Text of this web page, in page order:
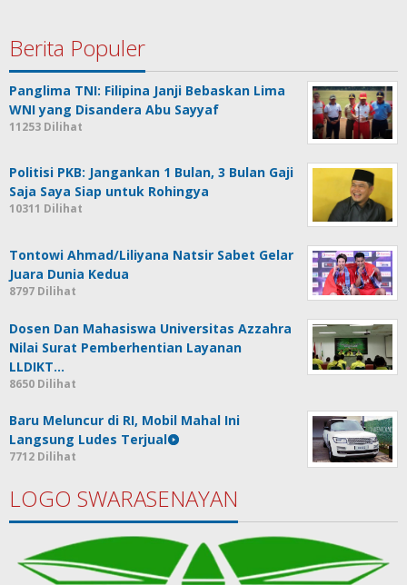
Berita Populer
Panglima TNI: Filipina Janji Bebaskan Lima
WNI yang Disandera Abu Sayyaf
11253 Dilihat
Politisi PKB: Jangankan 1 Bulan, 3 Bulan Gaji
Saja Saya Siap untuk Rohingya
10311 Dilihat
Tontowi Ahmad/Liliyana Natsir Sabet Gelar
Juara Dunia Kedua
8797 Dilihat
Dosen Dan Mahasiswa Universitas Azzahra
Nilai Surat Pemberhentian Layanan
LLDIKT…
8650 Dilihat
Baru Meluncur di RI, Mobil Mahal Ini
Langsung Ludes Terjual
7712 Dilihat
LOGO SWARASENAYAN